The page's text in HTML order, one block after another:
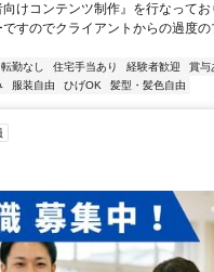
けコンテンツ制作』を行なって
すのでクライアントからの過度
転勤なし 住宅手当あり 経験者歓迎 賞与
服装自由 ひげOK 髪型・髪色自由